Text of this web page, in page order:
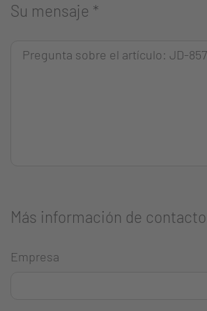
Su mensaje *
Más información de contacto
Empresa